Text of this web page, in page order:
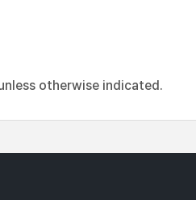
otherwise indicated.